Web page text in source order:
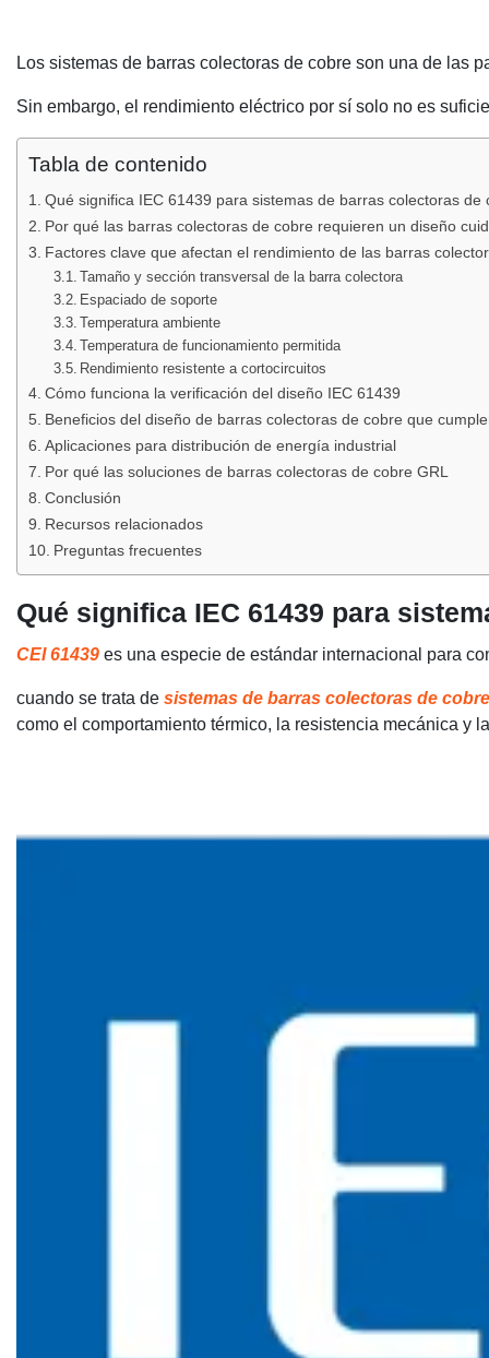
Los sistemas de barras colectoras de cobre son una de las
Sin embargo, el rendimiento eléctrico por sí solo no es
Tabla de contenido
Qué significa IEC 61439 para sistemas de barras colectoras de
Por qué las barras colectoras de cobre requieren un diseño
Factores clave que afectan el rendimiento de las barras
Tamaño y sección transversal de la barra colectora
Espaciado de soporte
Temperatura ambiente
Temperatura de funcionamiento permitida
Rendimiento resistente a cortocircuitos
Cómo funciona la verificación del diseño IEC 61439
Beneficios del diseño de barras colectoras de cobre que
Aplicaciones para distribución de energía industrial
Por qué las soluciones de barras colectoras de cobre GRL
Conclusión
Recursos relacionados
Preguntas frecuentes
Qué significa IEC 61439 para
CEI 61439 es una especie de estándar internacional para
cuando se trata de sistemas de barras colectoras de cobre
como el comportamiento térmico, la resistencia mecánica y